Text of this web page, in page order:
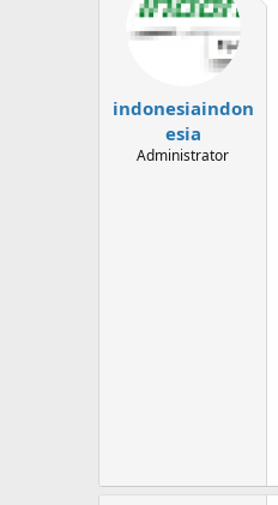
indonesiaindon
esia
Administrator